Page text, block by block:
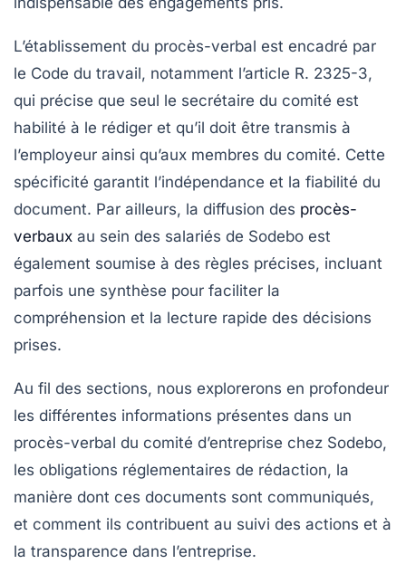
L’établissement du procès-verbal est encadré par
le Code du travail, notamment l’article R. 2325-3,
qui précise que seul le secrétaire du comité est
habilité à le rédiger et qu’il doit être transmis à
l’employeur ainsi qu’aux membres du comité. Cette
spécificité garantit l’indépendance et la fiabilité du
document. Par ailleurs, la diffusion des procès-
verbaux au sein des salariés de Sodebo est
également soumise à des règles précises, incluant
parfois une synthèse pour faciliter la
compréhension et la lecture rapide des décisions
prises.
Au fil des sections, nous explorerons en profondeur
les différentes informations présentes dans un
procès-verbal du comité d’entreprise chez Sodebo,
les obligations réglementaires de rédaction, la
manière dont ces documents sont communiqués,
et comment ils contribuent au suivi des actions et à
la transparence dans l’entreprise.